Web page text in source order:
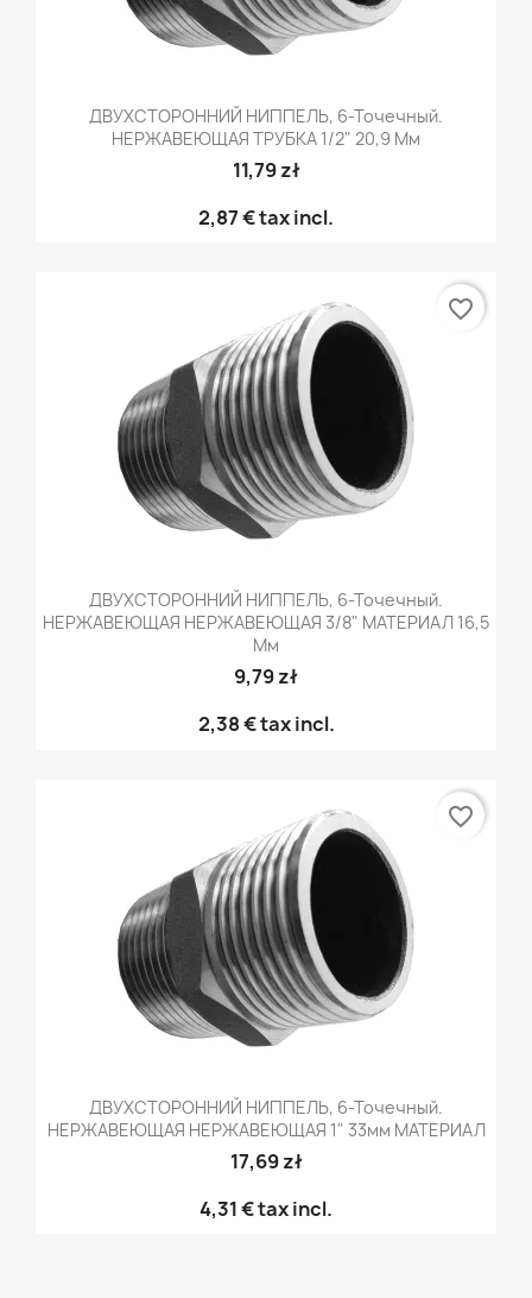
ДВУХСТОРОННИЙ НИППЕЛЬ, 6-Точечный.
НЕРЖАВЕЮЩАЯ ТРУБКА 1/2" 20,9 Мм
11,79 zł
2,87 €tax incl.
ДВУХСТОРОННИЙ НИППЕЛЬ, 6-Точечный.
НЕРЖАВЕЮЩАЯ НЕРЖАВЕЮЩАЯ 3/8" МАТЕРИАЛ 16,5
Мм
9,79 zł
2,38 €tax incl.
favorite_border
ДВУХСТОРОННИЙ НИППЕЛЬ, 6-Точечный.
НЕРЖАВЕЮЩАЯ НЕРЖАВЕЮЩАЯ 1" 33мм МАТЕРИАЛ
17,69 zł
4,31 €tax incl.
favorite_border